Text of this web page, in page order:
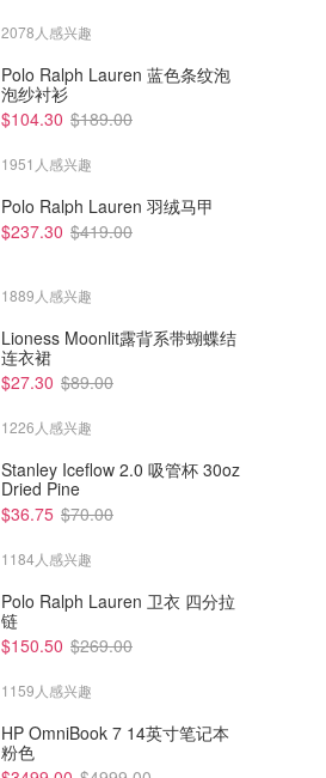
$82.15
2078人感兴趣
Polo Ralph Lauren 蓝色条纹泡
泡纱衬衫
$104.30 $189.00
1951人感兴趣
Polo Ralph Lauren 羽绒马甲
$237.30 $419.00
1889人感兴趣
Lioness Moonlit露背系带蝴蝶结
连衣裙
$27.30 $89.00
1226人感兴趣
Stanley Iceflow 2.0 吸管杯 30oz
Dried Pine
$36.75 $70.00
1184人感兴趣
Polo Ralph Lauren 卫衣 四分拉
链
$150.50 $269.00
1159人感兴趣
HP OmniBook 7 14英寸笔记本
粉色